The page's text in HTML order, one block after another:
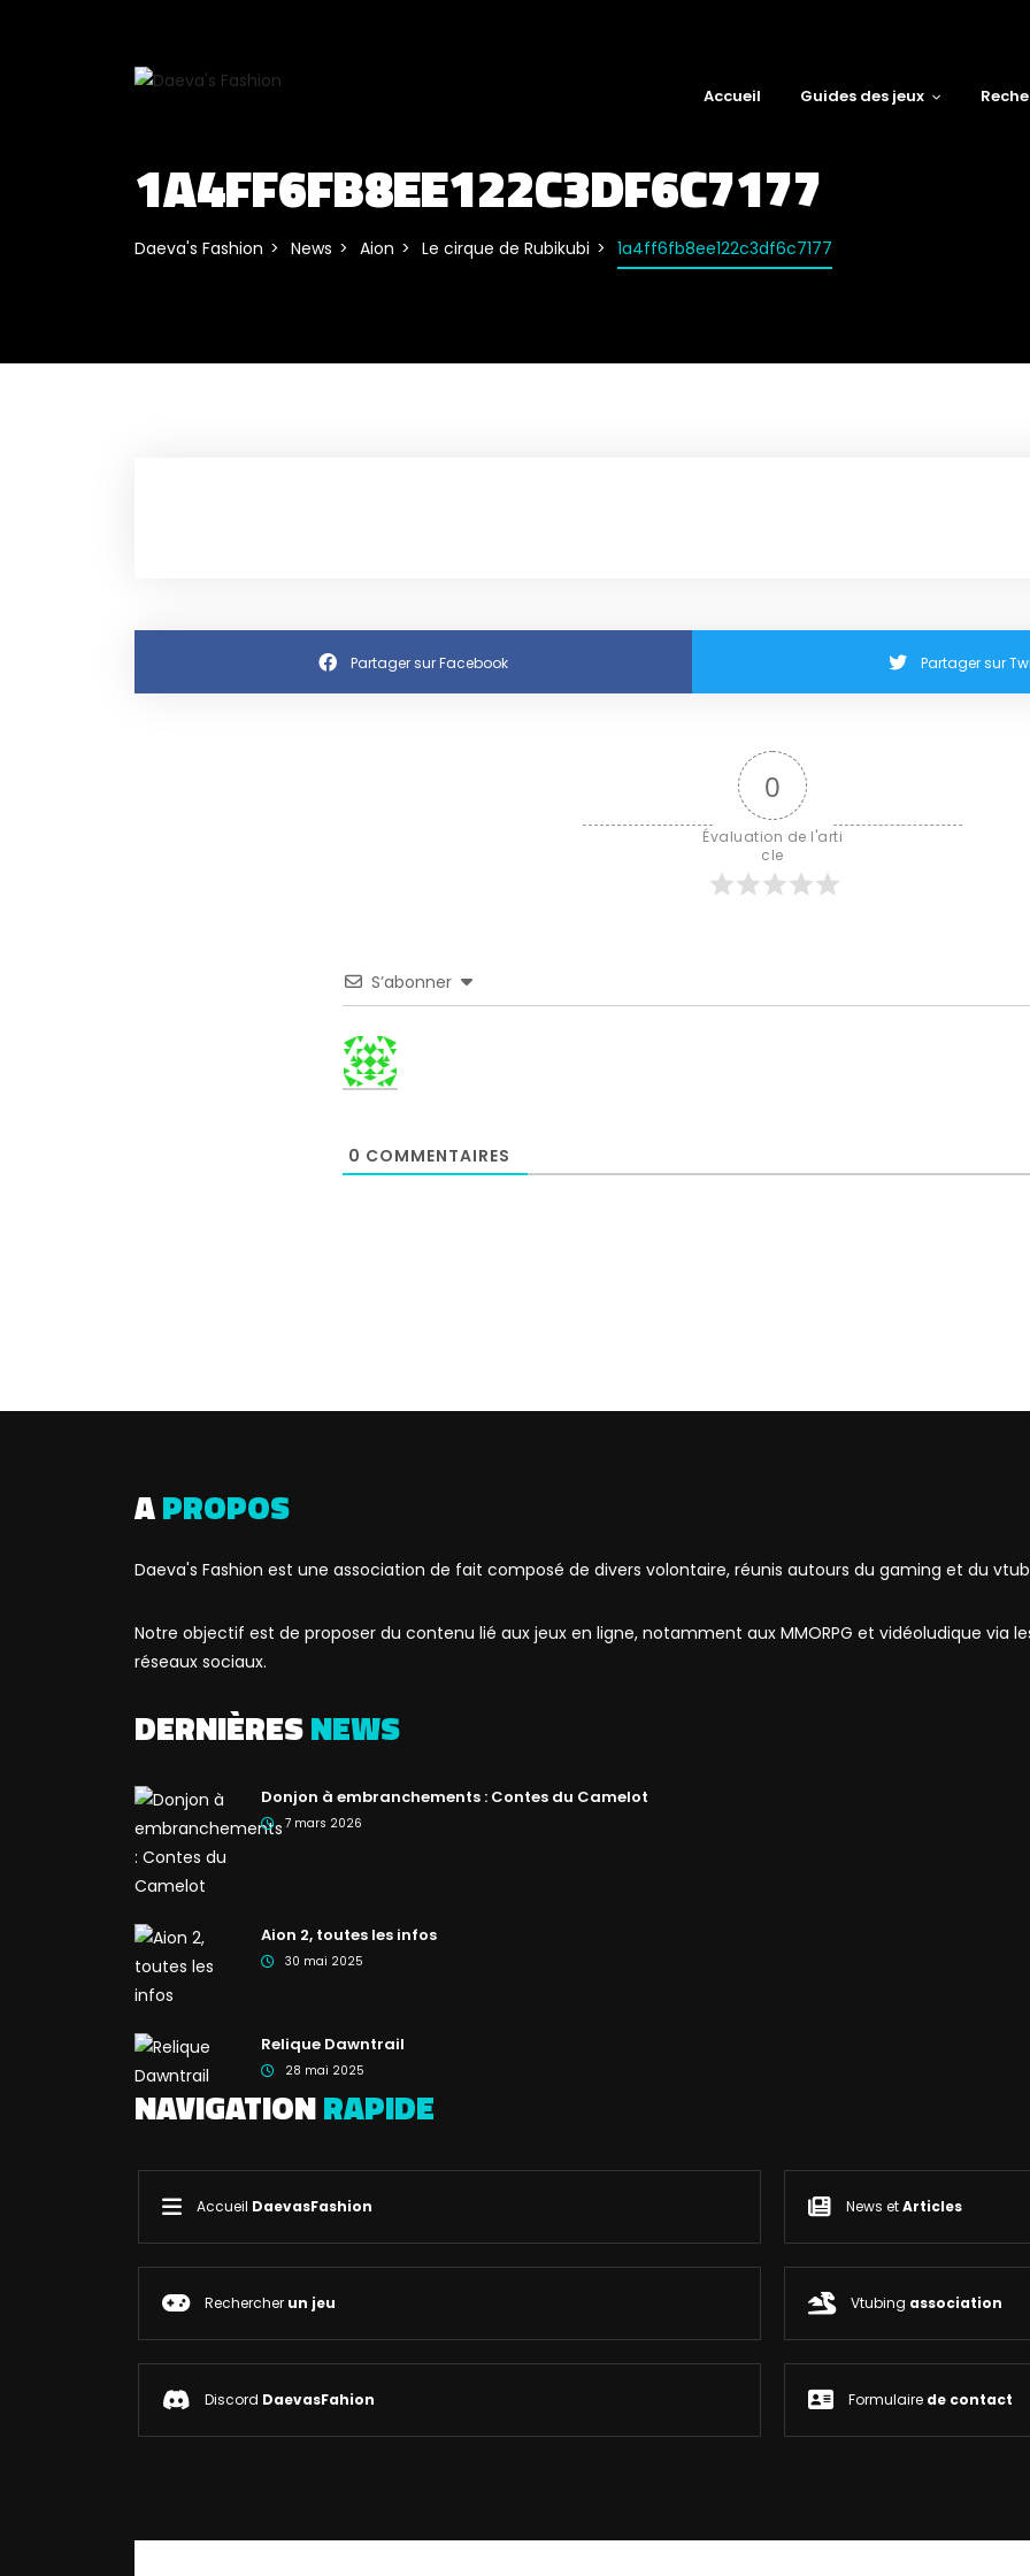
Accueil Guides des jeux
1A4FF6FB8EE122C3DF6C7177
Daeva's Fashion News Aion Le cirque de Rubikubi 1a4ff6fb8ee122c3df6c7177
Partager sur Facebook Partager sur
0
Évaluation de l'arti
cle
S’abonner
0 COMMENTAIRES
APROPOS
Daeva's Fashion est une association de fait composé de divers volontaire, réunis autours du gaming et du
Notre objectif est de proposer du contenu lié aux jeux en ligne, notamment aux MMORPG et vidéoludique via
réseaux sociaux.
DERNIÈRESNEWS
Donjon à embranchements : Contes du Camelot
7 mars 2026
Aion 2, toutes les infos
30 mai 2025
Relique Dawntrail
28 mai 2025
NAVIGATIONRAPIDE
Accueil DaevasFashion News etArticles
Rechercher un jeu Vtubing association
Discord DaevasFahion Formulaire de contact